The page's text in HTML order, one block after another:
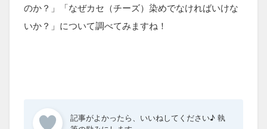
のか？」「なぜカセ（チーズ）染めでなければいけな
いか？」について調べてみますね！